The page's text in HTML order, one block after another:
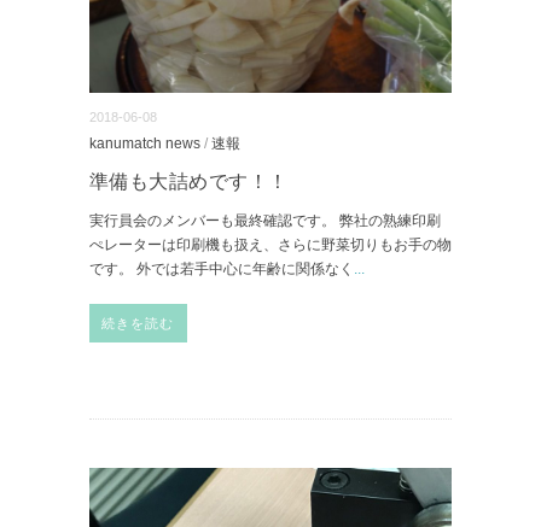
2018-06-08
kanumatch news / 速報
準備も大詰めです！！
実行員会のメンバーも最終確認です。 弊社の熟練印刷
ぺレーターは印刷機も扱え、さらに野菜切りもお手の物
です。 外では若手中心に年齢に関係なく ...
続きを読む